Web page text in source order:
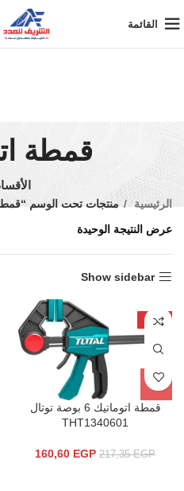
القائمة
قمطة
الرئيسية
منتجات تحت الوسم
عرض النتيجة الوحيدة
Show sidebar
-26%
قمطة اتوماتيك 6 بوصة توتال
THT1340601
217,35EGP
160,60 EGP